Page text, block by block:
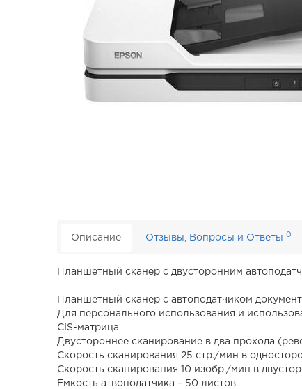
Описание Отзывы, Вопросы и Ответы0
Планшетный сканер с двусторонним
Планшетный сканер с автоподатчиком
Для персонального использования и
CIS-матрица
Двустороннее сканирование в два прохода
Скорость сканирования 25 стр./мин в
Скорость сканирования 10 изобр./мин в
Емкость атвоподатчика – 50 листов